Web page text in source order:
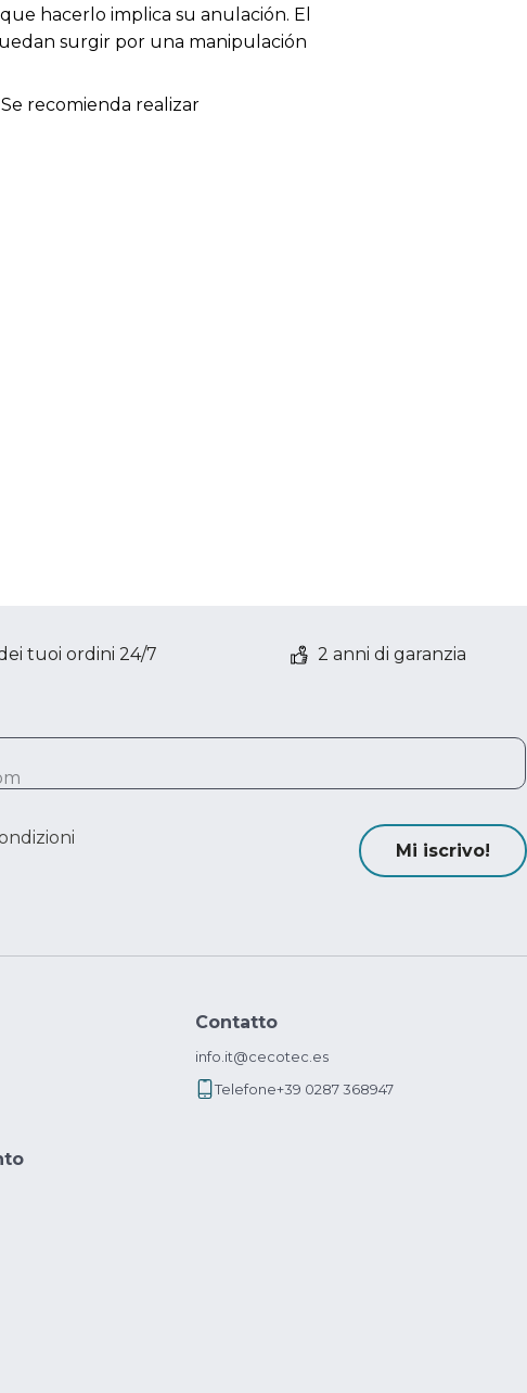
hacerlo implica su anulación. El
surgir por una manipulación
recomienda realizar
tuoi ordini 24/7 2 anni di garanzia
Mi iscrivo!
Contatto
info.it@cecotec.es
Telefone+39 0287 368947